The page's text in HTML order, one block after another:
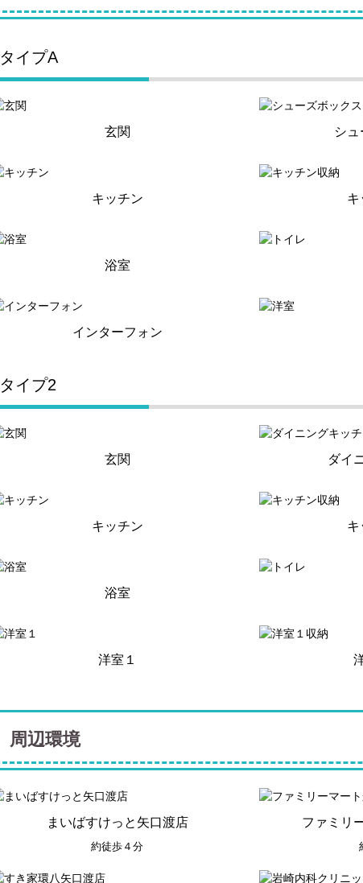
タイプA
玄関 シ
キッチン キ
浴室
インターフォン
タイプ2
玄関 ダイ
キッチン キ
浴室
洋室１
周辺環境
まいばすけっと矢口渡店
約徒歩４分
ファミリ